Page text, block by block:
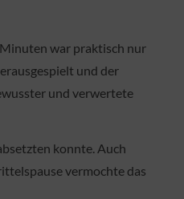
war praktisch nur
und der
und verwertete
konnte. Auch
vermochte das